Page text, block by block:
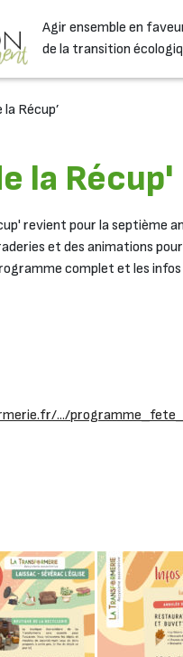
Agir ensemble en
de la transition
la Récup’
la Récup'
revient pour la septième
et des animations
complet et les
.../